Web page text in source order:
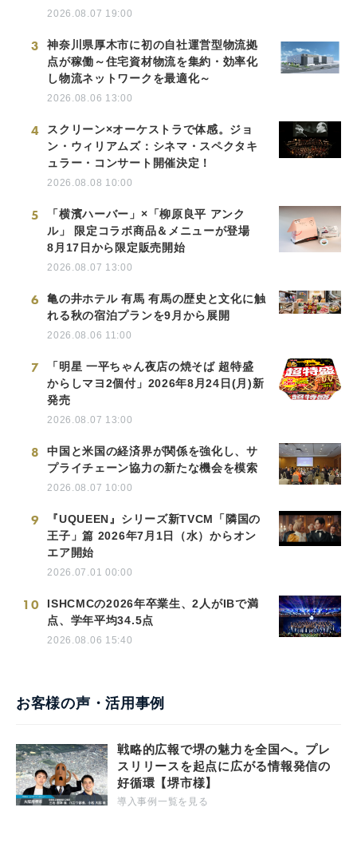
2026.08.07 19:00
3
神奈川県厚木市に初の自社運営型物流拠
点が稼働～住宅資材物流を集約・効率化
し物流ネットワークを最適化～
2026.08.06 13:00
4
スクリーン×オーケストラで体感。ジョ
ン・ウィリアムズ：シネマ・スペクタキ
ュラー・コンサート開催決定！
2026.08.08 10:00
5
「横濱ハーバー」×「柳原良平 アンク
ル」 限定コラボ商品＆メニューが登場
8月17日から限定販売開始
2026.08.07 13:00
6
亀の井ホテル 有馬 有馬の歴史と文化に触
れる秋の宿泊プランを9月から展開
2026.08.06 11:00
7
「明星 一平ちゃん夜店の焼そば 超特盛
からしマヨ2個付」2026年8月24日(月)新
発売
2026.08.07 13:00
8
中国と米国の経済界が関係を強化し、サ
プライチェーン協力の新たな機会を模索
2026.08.07 10:00
9
『UQUEEN』シリーズ新TVCM「隣国の
王子」篇 2026年7月1日（水）からオン
エア開始
2026.07.01 00:00
10
ISHCMCの2026年卒業生、2人がIBで満
点、学年平均34.5点
2026.08.06 15:40
お客様の声・活用事例
戦略的広報で堺の魅力を全国へ。プレ
スリリースを起点に広がる情報発信の
好循環【堺市様】
導入事例一覧を見る